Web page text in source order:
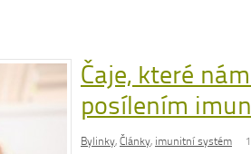
Čaje, které
posílením
Bylinky, Články, imunitní systém